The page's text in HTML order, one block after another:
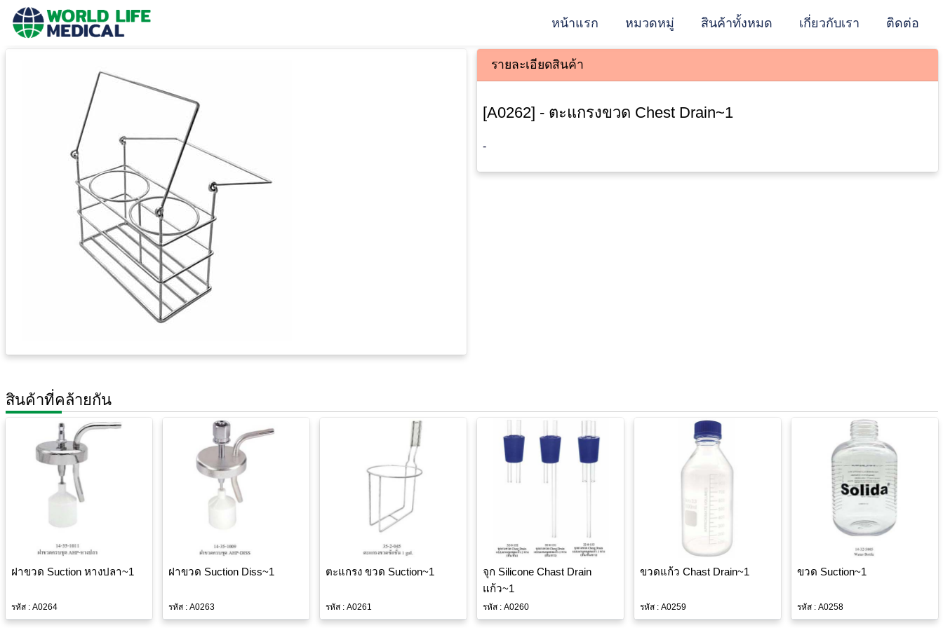
หน้าแรก หมวดหมู่ สินค้าทั้งหมด เกี่ยวกับเรา ติดต่อ
รายละเอียดสินค้า
[A0262] - ตะแกรงขวด Chest Drain~1
-
สินค้าที่คล้ายกัน
ฝาขวด Suction หางปลา~1
รหัส : A0264
ฝาขวด Suction Diss~1
รหัส : A0263
ตะแกรง ขวด Suction~1
รหัส : A0261
จุก Silicone Chast Drain
แก้ว~1
รหัส : A0260
ขวดแก้ว Chast Drain~1
รหัส : A0259
ขวด Suction~1
รหัส : A0258